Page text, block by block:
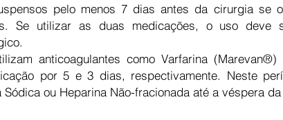
pelo menos 7 dias antes da cirurgia se
Se utilizar as duas medicações, o uso deve
anticoagulantes como Varfarina
por 5 e 3 dias, respectivamente. Neste
Sódica ou Heparina Não-fracionada até a véspera